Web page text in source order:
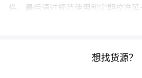
件，最后通过规范使用和定期校准延
想找货源？